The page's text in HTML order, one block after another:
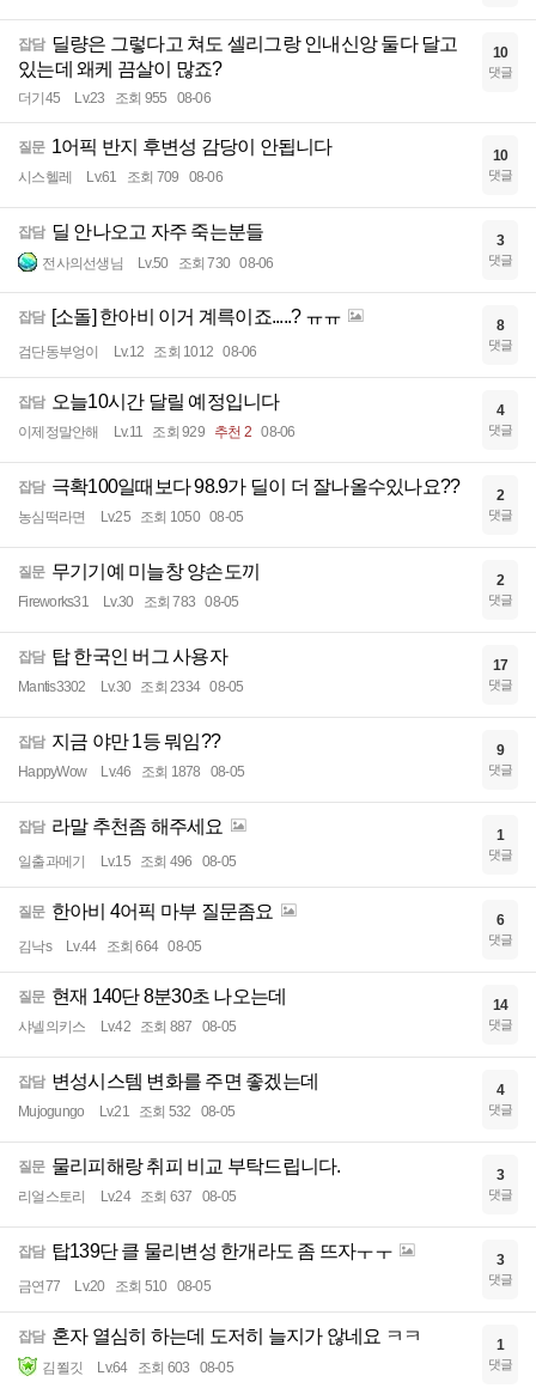
잡담 딜량은 그렇다고 쳐도 셀리그랑 인내신앙 둘다 달고
있는데 왜케 끔살이 많죠?
더기45 Lv.23 조회 955 08-06
10
댓글
질문 1어픽 반지 후변성 감당이 안됩니다
시스헬레 Lv.61 조회 709 08-06
10
댓글
잡담 딜 안나오고 자주 죽는분들
전사의선생님 Lv.50 조회 730 08-06
3
댓글
잡담 [소돌] 한아비 이거 계륵이죠.....? ㅠㅠ
검단동부엉이 Lv.12 조회 1012 08-06
8
댓글
잡담 오늘10시간 달릴 예정입니다
이제정말안해 Lv.11 조회 929 추천 2 08-06
4
댓글
잡담 극확100일때보다 98.9가 딜이 더 잘나올수있나요??
농심떡라면 Lv.25 조회 1050 08-05
2
댓글
질문 무기기예 미늘창 양손도끼
Fireworks31 Lv.30 조회 783 08-05
2
댓글
잡담 탑 한국인 버그 사용자
Mantis3302 Lv.30 조회 2334 08-05
17
댓글
잡담 지금 야만 1등 뭐임??
HappyWow Lv.46 조회 1878 08-05
9
댓글
잡담 라말 추천좀 해주세요
일출과메기 Lv.15 조회 496 08-05
1
댓글
질문 한아비 4어픽 마부 질문좀요
김낙s Lv.44 조회 664 08-05
6
댓글
질문 현재 140단 8분30초 나오는데
샤넬의키스 Lv.42 조회 887 08-05
14
댓글
잡담 변성시스템 변화를 주면 좋겠는데
Mujogungo Lv.21 조회 532 08-05
4
댓글
질문 물리피해랑 취피 비교 부탁드립니다.
리얼스토리 Lv.24 조회 637 08-05
3
댓글
잡담 탑139단 클 물리변성 한개라도 좀 뜨자ㅜㅜ
금연77 Lv.20 조회 510 08-05
3
댓글
잡담 혼자 열심히 하는데 도저히 늘지가 않네요 ㅋㅋ
김쬘깃 Lv.64 조회 603 08-05
1
댓글